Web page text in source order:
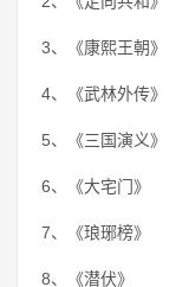
3、《康熙王朝》
4、《武林外传》
5、《三国演义》
6、《大宅门》
7、《琅琊榜》
8、《潜伏》